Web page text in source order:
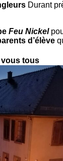
Durant
Feu Nickel
d’élève
vous tous